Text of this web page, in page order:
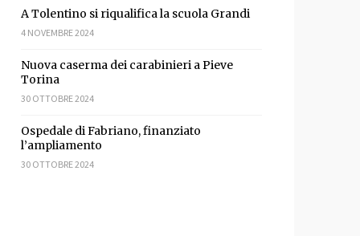
A Tolentino si riqualifica la scuola Grandi
4 NOVEMBRE 2024
Nuova caserma dei carabinieri a Pieve
Torina
30 OTTOBRE 2024
Ospedale di Fabriano, finanziato
l’ampliamento
30 OTTOBRE 2024